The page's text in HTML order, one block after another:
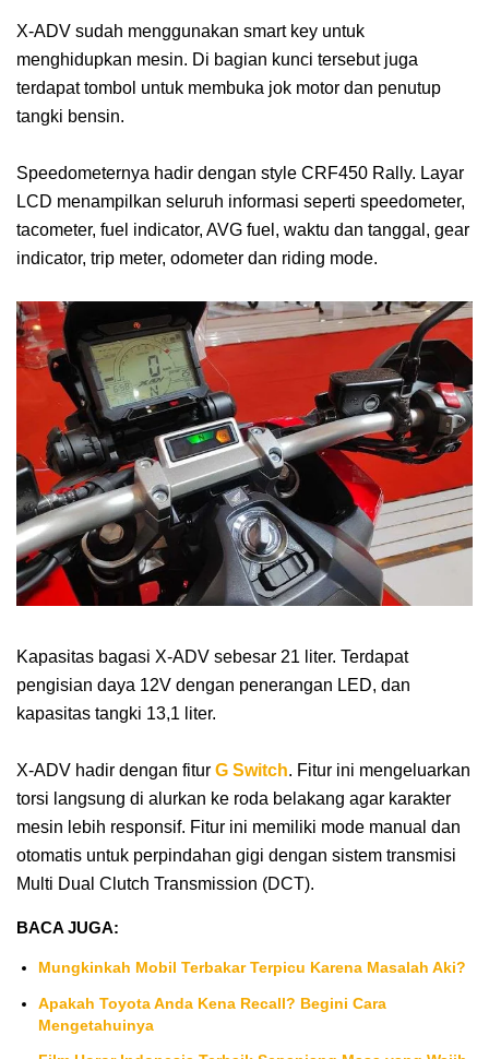
X-ADV sudah menggunakan smart key untuk
menghidupkan mesin. Di bagian kunci tersebut juga
terdapat tombol untuk membuka jok motor dan penutup
tangki bensin.
Speedometernya hadir dengan style CRF450 Rally. Layar
LCD menampilkan seluruh informasi seperti speedometer,
tacometer, fuel indicator, AVG fuel, waktu dan tanggal, gear
indicator, trip meter, odometer dan riding mode.
Kapasitas bagasi X-ADV sebesar 21 liter. Terdapat
pengisian daya 12V dengan penerangan LED, dan
kapasitas tangki 13,1 liter.
X-ADV hadir dengan fitur G Switch. Fitur ini mengeluarkan
torsi langsung di alurkan ke roda belakang agar karakter
mesin lebih responsif. Fitur ini memiliki mode manual dan
otomatis untuk perpindahan gigi dengan sistem transmisi
Multi Dual Clutch Transmission (DCT).
BACA JUGA:
Mungkinkah Mobil Terbakar Terpicu Karena Masalah Aki?
Apakah Toyota Anda Kena Recall? Begini Cara
Mengetahuinya